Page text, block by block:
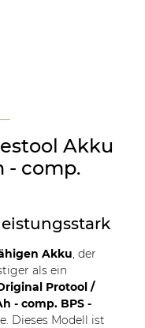
Akku
- comp.
Akku , der
als ein
Protool /
- comp. BPS -
Dieses Modell ist